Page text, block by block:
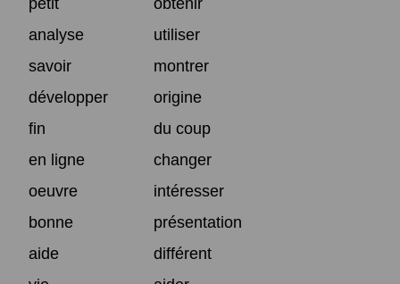
analyse
utiliser
savoir
montrer
développer
origine
fin
du coup
en ligne
changer
oeuvre
intéresser
bonne
présentation
aide
différent